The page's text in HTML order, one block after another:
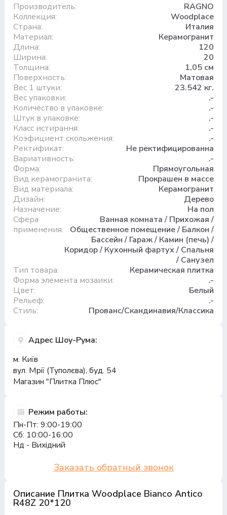
Описание Плитка Woodplace Bianco Antico
R48Z 20*120
Производитель:
RAGNO
Коллекция:
Woodplace
Страна:
Италия
Материал:
Керамогранит
Длина:
120
Ширина:
20
Толщина:
1,05 см
Поверхность:
Матовая
Вес 1 штуки:
23.542 кг.
Вес упаковки:
.-
Количество в упаковке:
.-
Штук в упаковке:
.-
Класс истирання:
.-
Коэфициент скольжения:
.-
Ректификат:
Не ректифицированна
Вариативность:
.-
Форма:
Прямоугольная
Вид керамогранита:
Прокрашен в массе
Вид материала:
Керамогранит
Дизайн:
Дерево
Назначение:
На пол
Сфера
применения:
Ванная комната / Прихожая /
Общественное помещение / Балкон /
Бассейн / Гараж / Камин (печь) /
Коридор / Кухонный фартух / Спальня
/ Санузел
Тип товара:
Керамическая плитка
Форма элемента мозаики:
.-
Цвет:
Белый
Рельеф:
.-
Стиль:
Прованс/Скандинавия/Классика
Адрес Шоу-Рума:
м. Київ
вул. Мрії (Туполєва), буд. 54
Магазин "Плитка Плюс"
Режим работы:
Пн-Пт: 9:00-19:00
Сб: 10:00-16:00
Нд - Вихідний
Заказать обратный звонок